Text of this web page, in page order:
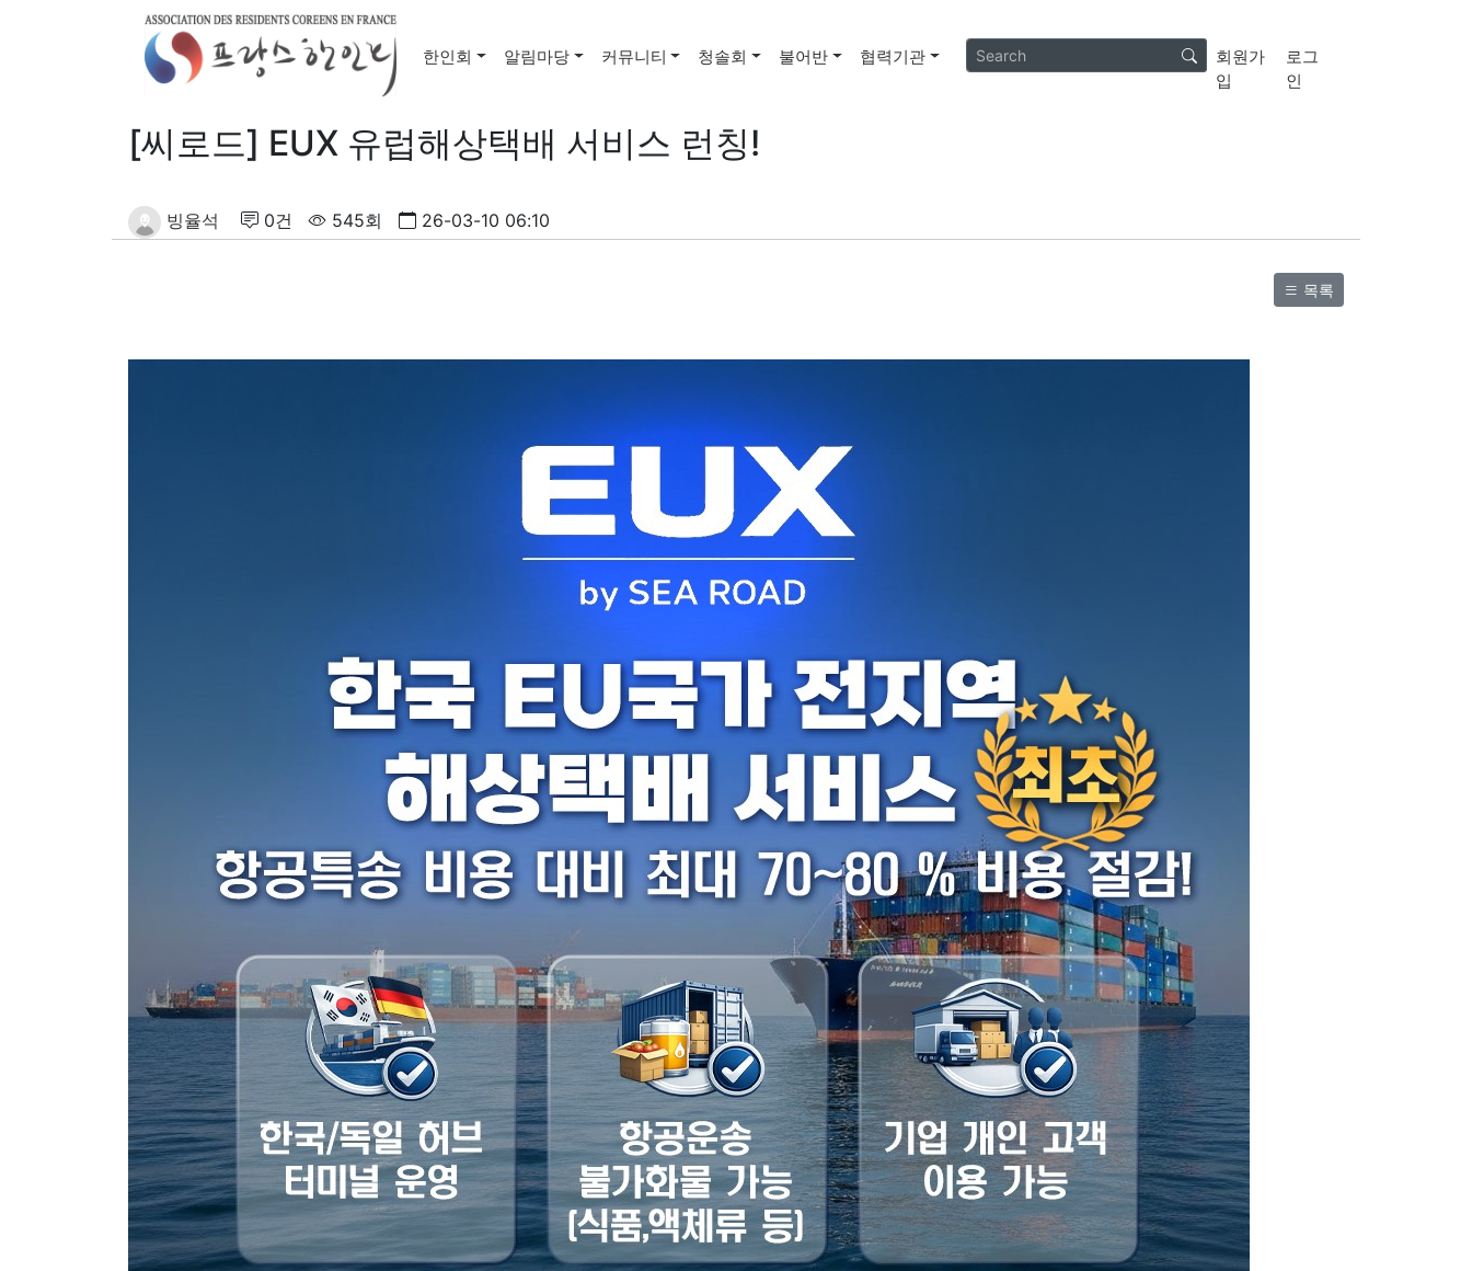
한인회 알림마당 커뮤니티 청솔회 불어반 협력기관
회원가
입
로그
인
[씨로드] EUX 유럽해상택배 서비스 런칭!
빙율석 0건 545회 26-03-10 06:10
목록